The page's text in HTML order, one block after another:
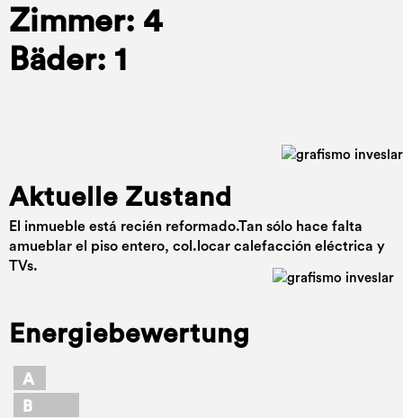
Zimmer: 4
Bäder: 1
Aktuelle Zustand
El inmueble está recién reformado.Tan sólo hace falta
amueblar el piso entero, col.locar calefacción eléctrica y
TVs.
Energiebewertung
A
B